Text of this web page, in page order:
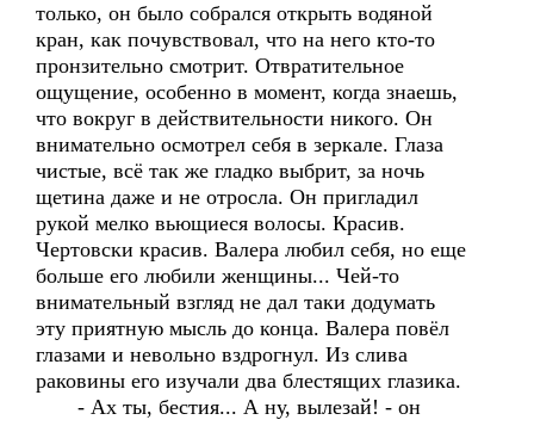
только, он было собрался открыть водяной
кран, как почувствовал, что на него кто-то
пронзительно смотрит. Отвратительное
ощущение, особенно в момент, когда знаешь,
что вокруг в действительности никого. Он
внимательно осмотрел себя в зеркале. Глаза
чистые, всё так же гладко выбрит, за ночь
щетина даже и не отросла. Он пригладил
рукой мелко вьющиеся волосы. Красив.
Чертовски красив. Валера любил себя, но еще
больше его любили женщины... Чей-то
внимательный взгляд не дал таки додумать
эту приятную мысль до конца. Валера повёл
глазами и невольно вздрогнул. Из слива
раковины его изучали два блестящих глазика.
- Ах ты, бестия... А ну, вылезай! - он